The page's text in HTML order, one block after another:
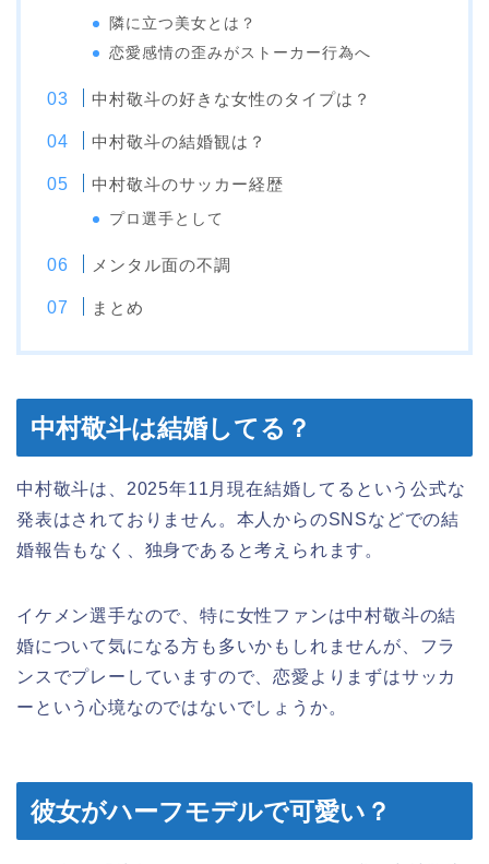
隣に立つ美女とは？
恋愛感情の歪みがストーカー行為へ
中村敬斗の好きな女性のタイプは？
中村敬斗の結婚観は？
中村敬斗のサッカー経歴
プロ選手として
メンタル面の不調
まとめ
中村敬斗は結婚してる？
中村敬斗は、2025年11月現在結婚してるという公式な
発表はされておりません。本人からのSNSなどでの結
婚報告もなく、独身であると考えられます。
イケメン選手なので、特に女性ファンは中村敬斗の結
婚について気になる方も多いかもしれませんが、フラ
ンスでプレーしていますので、恋愛よりまずはサッカ
ーという心境なのではないでしょうか。
彼女がハーフモデルで可愛い？